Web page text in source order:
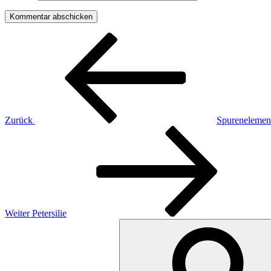
Beitragsnavigation
Zurück
Weiter Petersilie